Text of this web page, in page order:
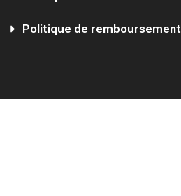
Politique de remboursement